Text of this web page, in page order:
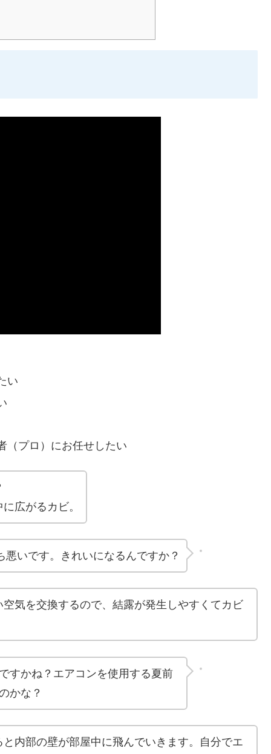
い
（プロ）にお任せしたい
広がるカビ。
いです。きれいになるんですか？
気を交換するので、結露が発生しやすくてカビ
すかね？エアコンを使用する夏前
かな？
内部の壁が部屋中に飛んでいきます。自分でエ